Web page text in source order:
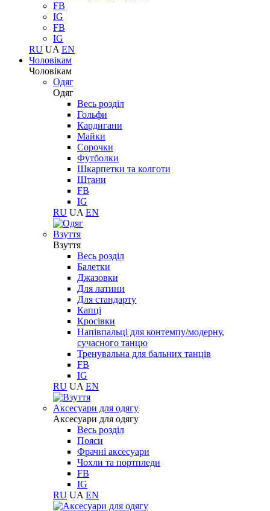
FB
IG
FB
IG
RU UA EN
Чоловікам
Чоловікам
Одяг
Одяг
Весь розділ
Гольфи
Кардигани
Майки
Сорочки
Футболки
Шкарпетки та колготи
Штани
FB
IG
RU UA EN
Взуття
Взуття
Весь розділ
Балетки
Джазовки
Для латини
Для стандарту
Капці
Кросівки
Напівпальці для контемпу/модерну,
сучасного танцю
Тренувальна для бальних танців
FB
IG
RU UA EN
Aксесуари для одягу
Aксесуари для одягу
Весь розділ
Пояси
Фрачні аксесуари
Чохли та портпледи
FB
IG
RU UA EN